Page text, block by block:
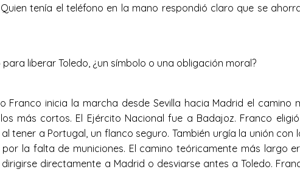
tenía el teléfono en la mano respondió claro que se
liberar Toledo, ¿un símbolo o una obligación moral?
Franco inicia la marcha desde Sevilla hacia Madrid el
más cortos. El Ejército Nacional fue a Badajoz. Franco
tener a Portugal, un flanco seguro. También urgía la unión con
la falta de municiones. El camino teóricamente más largo
directamente a Madrid o desviarse antes a Toledo.